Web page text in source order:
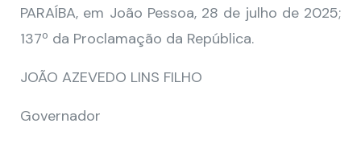
PARAÍBA, em João Pessoa, 28 de julho de 2025;
137º da Proclamação da República.
JOÃO AZEVEDO LINS FILHO
Governador